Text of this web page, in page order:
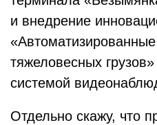
и внедрение
тяжеловесных
системой
Отдельно скажу, что